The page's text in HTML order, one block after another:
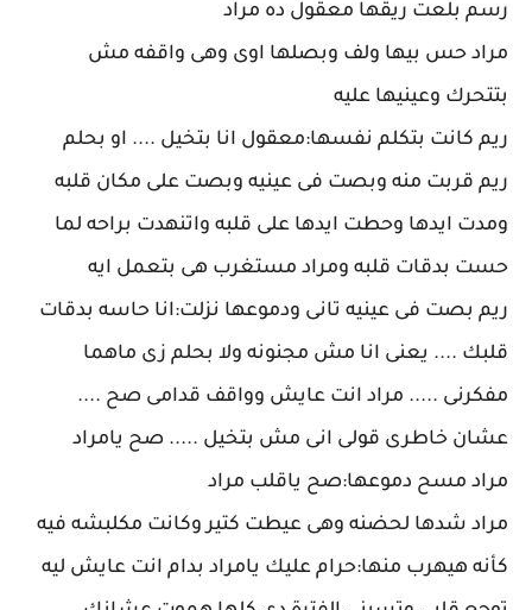
رسم بلعت ريقها معقول ده مراد
مراد حس بيها ولف وبصلها اوى وهى واقفه مش
بتتحرك وعينيها عليه
ريم كانت بتكلم نفسها:معقول انا بتخيل .... او بحلم
ريم قربت منه وبصت فى عينيه وبصت على مكان قلبه
ومدت ايدها وحطت ايدها على قلبه واتنهدت براحه لما
حست بدقات قلبه ومراد مستغرب هى بتعمل ايه
ريم بصت فى عينيه تانى ودموعها نزلت:انا حاسه بدقات
قلبك .... يعنى انا مش مجنونه ولا بحلم زى ماهما
مفكرنى ..... مراد انت عايش وواقف قدامى صح ....
عشان خاطرى قولى انى مش بتخيل ..... صح يامراد
مراد مسح دموعها:صح ياقلب مراد
مراد شدها لحضنه وهى عيطت كتير وكانت مكلبشه فيه
كأنه هيهرب منها:حرام عليك يامراد بدام انت عايش ليه